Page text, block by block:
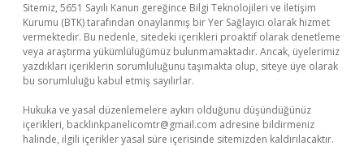
Sitemiz, 5651 Sayılı Kanun gereğince Bilgi Teknolojileri ve İletişim
Kurumu (BTK) tarafından onaylanmış bir Yer Sağlayıcı olarak hizmet
vermektedir. Bu nedenle, sitedeki içerikleri proaktif olarak denetleme
veya araştırma yükümlülüğümüz bulunmamaktadır. Ancak, üyelerimiz
yazdıkları içeriklerin sorumluluğunu taşımakta olup, siteye üye olarak
bu sorumluluğu kabul etmiş sayılırlar.
Hukuka ve yasal düzenlemelere aykırı olduğunu düşündüğünüz
içerikleri, backlinkpanelicomtr@gmail.com adresine bildirmeniz
halinde, ilgili içerikler yasal süre içerisinde sitemizden kaldırılacaktır.